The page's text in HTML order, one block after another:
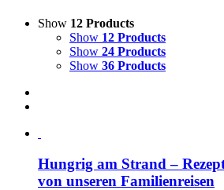
Show 12 Products
Show 12 Products
Show 24 Products
Show 36 Products
Hungrig am Strand –
von unseren Familienreisen